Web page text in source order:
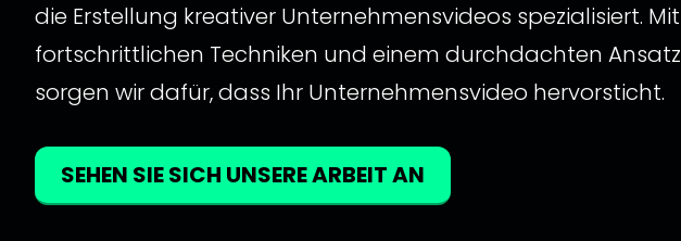
die Erstellung kreativer Unternehmensvideos spezialisiert. Mit
fortschrittlichen Techniken und einem durchdachten Ansatz
sorgen wir dafür, dass Ihr Unternehmensvideo hervorsticht.
SEHEN SIE SICH UNSERE ARBEIT AN